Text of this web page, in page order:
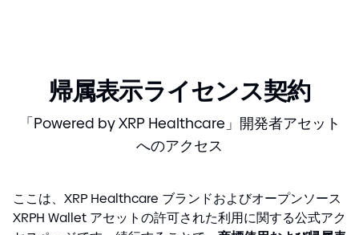
帰属表示ライセンス契約
「Powered by XRP Healthcare」開発者アセット
へのアクセス
ここは、XRP Healthcare ブランドおよびオープンソース
XRPH Wallet アセットの許可された利用に関する公式アク